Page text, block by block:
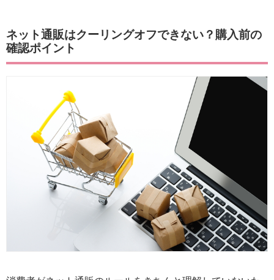
ネット通販はクーリングオフできない？購入前の
確認ポイント